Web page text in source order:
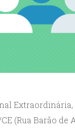
Extraordinária,
(Rua Barão de